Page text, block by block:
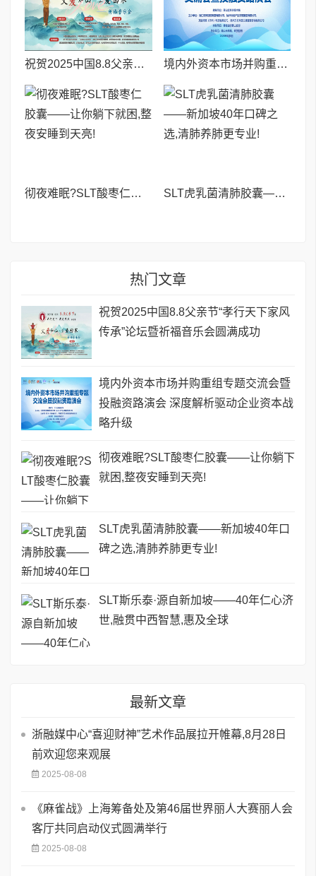
祝贺2025中国8.8父亲节“孝行天下家风传承”论坛暨祈福音乐会圆满成功 境内外资本市场并购重组专题交流会暨投融资路演会 深度解析驱动企业资本战略升级
彻夜难眠?SLT酸枣仁胶囊——让你躺下就困,整夜安睡到天亮! SLT虎乳菌清肺胶囊——新加坡40年口碑之选,清肺养肺更专业!
热门文章
祝贺2025中国8.8父亲节“孝行天下家风
传承”论坛暨祈福音乐会圆满成功
境内外资本市场并购重组专题交流会暨
投融资路演会 深度解析驱动企业资本战
略升级
彻夜难眠?SLT酸枣仁胶囊——让你躺下
就困,整夜安睡到天亮!
SLT虎乳菌清肺胶囊——新加坡40年口
碑之选,清肺养肺更专业!
SLT斯乐泰·源自新加坡——40年仁心济
世,融贯中西智慧,惠及全球
最新文章
浙融媒中心“喜迎财神”艺术作品展拉开帷幕,8月28日
前欢迎您来观展
2025-08-08
《麻雀战》上海筹备处及第46届世界丽人大赛丽人会
客厅共同启动仪式圆满举行
2025-08-08